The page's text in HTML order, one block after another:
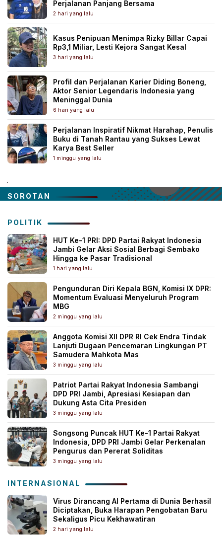
Perjalanan Panjang Bersama
2 hari yang lalu
Kasus Penipuan Menimpa Rizky Billar Capai
Rp3,1 Miliar, Lesti Kejora Sangat Kesal
3 hari yang lalu
Profil dan Perjalanan Karier Diding Boneng,
Aktor Senior Legendaris Indonesia yang
Meninggal Dunia
6 hari yang lalu
Perjalanan Inspiratif Nikmat Harahap, Penulis
Buku di Tanah Rantau yang Sukses Lewat
Karya Best Seller
1 minggu yang lalu
.
SOROTAN
POLITIK
HUT Ke-1 PRI: DPD Partai Rakyat Indonesia
Jambi Gelar Aksi Sosial Berbagi Sembako
Hingga ke Pasar Tradisional
1 hari yang lalu
Pengunduran Diri Kepala BGN, Komisi IX DPR:
Momentum Evaluasi Menyeluruh Program
MBG
2 minggu yang lalu
Anggota Komisi XII DPR RI Cek Endra Tindak
Lanjuti Dugaan Pencemaran Lingkungan PT
Samudera Mahkota Mas
3 minggu yang lalu
Patriot Partai Rakyat Indonesia Sambangi
DPD PRI Jambi, Apresiasi Kesiapan dan
Dukung Asta Cita Presiden
3 minggu yang lalu
Songsong Puncak HUT Ke-1 Partai Rakyat
Indonesia, DPD PRI Jambi Gelar Perkenalan
Pengurus dan Pererat Soliditas
3 minggu yang lalu
INTERNASIONAL
Virus Dirancang AI Pertama di Dunia Berhasil
Diciptakan, Buka Harapan Pengobatan Baru
Sekaligus Picu Kekhawatiran
2 hari yang lalu